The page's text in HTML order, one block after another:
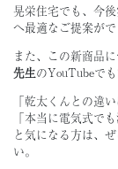
晃栄住宅でも、今
へ最適なご提案が
また、この新商品
先生のYouTubeで
「乾太くんとの違い
「本当に電気式で
と気になる方は、
い。